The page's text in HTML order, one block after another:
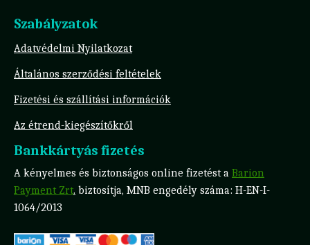
Szabályzatok
Adatvédelmi Nyilatkozat
Általános szerződési feltételek
Fizetési és szállítási információk
Az étrend-kiegészítőkről
Bankkártyás fizetés
A kényelmes és biztonságos online fizetést a Barion
Payment Zrt. biztosítja, MNB engedély száma: H-EN-I-
1064/2013